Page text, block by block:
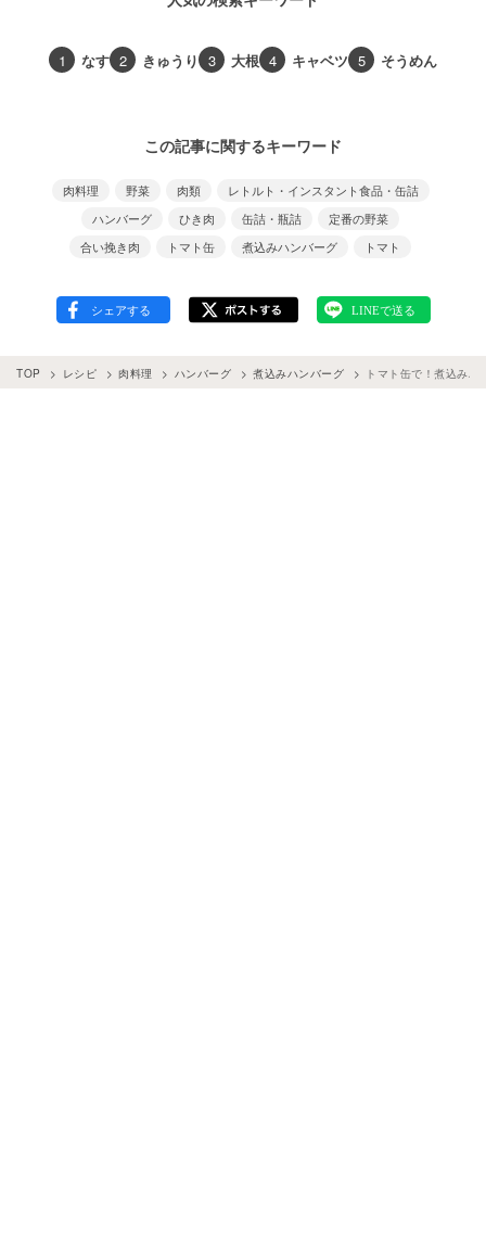
1 なす 2 きゅうり 3 大根 4 キャベツ 5 そうめん
この記事に関するキーワード
肉料理 野菜 肉類
レトルト・インスタント食品・缶詰
ハンバーグ
ひき肉 缶詰・瓶詰
定番の野菜
合い挽き肉
トマト缶 煮込みハンバーグ トマト
TOP レシピ 肉料理 ハンバーグ 煮込みハンバーグ トマト缶で！煮込みハ